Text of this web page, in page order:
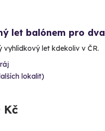
let balónem pro dva
vyhlídkový let kdekoliv v ČR.
lokalit)
Kč